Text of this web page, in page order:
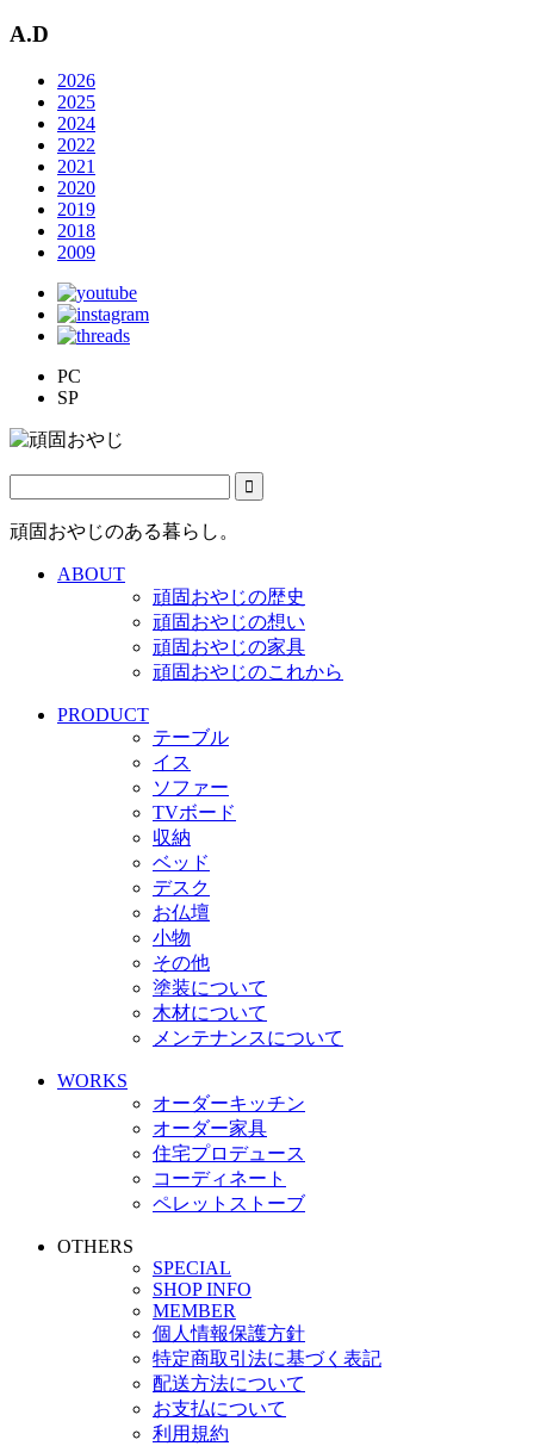
A.D
2026
2025
2024
2022
2021
2020
2019
2018
2009
PC
SP
頑固おやじのある暮らし。
ABOUT
頑固おやじの歴史
頑固おやじの想い
頑固おやじの家具
頑固おやじのこれから
PRODUCT
テーブル
イス
ソファー
TVボード
収納
ベッド
デスク
お仏壇
小物
その他
塗装について
木材について
メンテナンスについて
WORKS
オーダーキッチン
オーダー家具
住宅プロデュース
コーディネート
ペレットストーブ
OTHERS
SPECIAL
SHOP INFO
MEMBER
個人情報保護方針
特定商取引法に基づく表記
配送方法について
お支払について
利用規約